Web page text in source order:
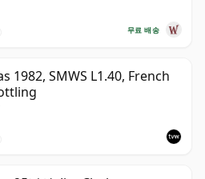
무료 배송
1982, SMWS L1.40, French